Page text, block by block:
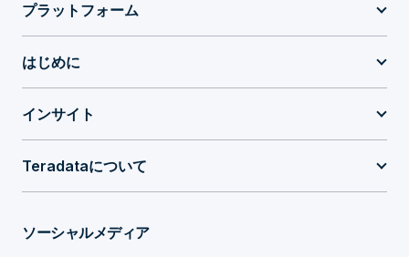
プラットフォーム
はじめに
インサイト
Teradataについて
ソーシャルメディア